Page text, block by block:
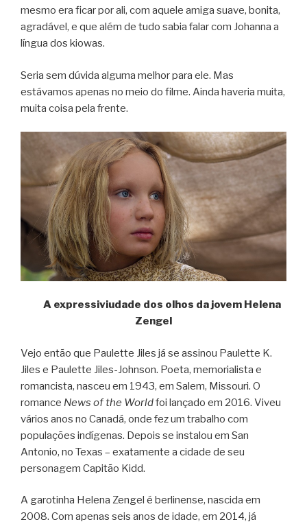
mesmo era ficar por ali, com aquele amiga suave, bonita,
agradável, e que além de tudo sabia falar com Johanna a
língua dos kiowas.
Seria sem dúvida alguma melhor para ele. Mas
estávamos apenas no meio do filme. Ainda haveria muita,
muita coisa pela frente.
A expressiviudade dos olhos da jovem Helena
Zengel
Vejo então que Paulette Jiles já se assinou Paulette K.
Jiles e Paulette Jiles-Johnson. Poeta, memorialista e
romancista, nasceu em 1943, em Salem, Missouri. O
romance News of the Worldfoi lançado em 2016. Viveu
vários anos no Canadá, onde fez um trabalho com
populações indígenas. Depois se instalou em San
Antonio, no Texas – exatamente a cidade de seu
personagem Capitão Kidd.
A garotinha Helena Zengel é berlinense, nascida em
2008. Com apenas seis anos de idade, em 2014, já